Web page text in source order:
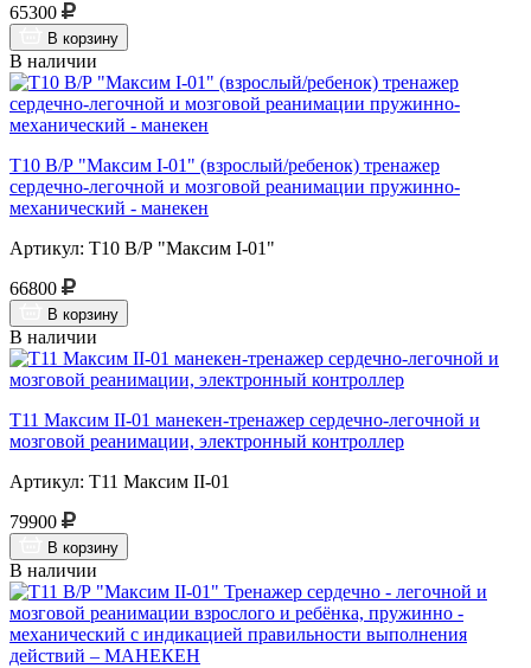
65300
В корзину
В наличии
Т10 В/Р "Максим I-01" (взрослый/ребенок) тренажер
сердечно-легочной и мозговой реанимации пружинно-
механический - манекен
Артикул: Т10 В/Р "Максим I-01"
66800
В корзину
В наличии
Т11 Максим II-01 манекен-тренажер сердечно-легочной и
мозговой реанимации, электронный контроллер
Артикул: Т11 Максим II-01
79900
В корзину
В наличии